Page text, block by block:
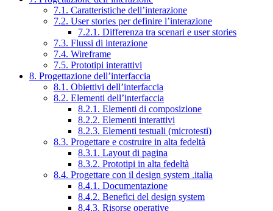
7.1. Caratteristiche dell’interazione
7.2. User stories per definire l’interazione
7.2.1. Differenza tra scenari e user stories
7.3. Flussi di interazione
7.4. Wireframe
7.5. Prototipi interattivi
8. Progettazione dell’interfaccia
8.1. Obiettivi dell’interfaccia
8.2. Elementi dell’interfaccia
8.2.1. Elementi di composizione
8.2.2. Elementi interattivi
8.2.3. Elementi testuali (microtesti)
8.3. Progettare e costruire in alta fedeltà
8.3.1. Layout di pagina
8.3.2. Prototipi in alta fedeltà
8.4. Progettare con il design system .italia
8.4.1. Documentazione
8.4.2. Benefici del design system
8.4.3. Risorse operative